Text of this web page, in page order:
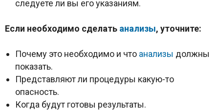
следуете ли вы его указаниям.
Если необходимо сделать анализы, уточните:
Почему это необходимо и что анализы должны
показать.
Представляют ли процедуры какую-то
опасность.
Когда будут готовы результаты.